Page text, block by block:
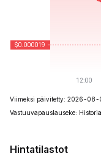
Viimeksi päivitetty: 2026-
Vastuuvapauslauseke:
Hintatilastot